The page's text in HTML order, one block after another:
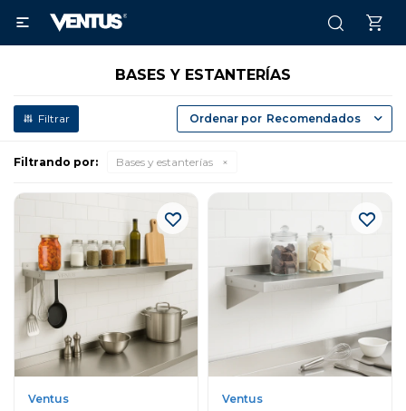

BASES Y ESTANTERÍAS
Recomendados
Filtrando por: Bases y estanterías
Ventus Ventus